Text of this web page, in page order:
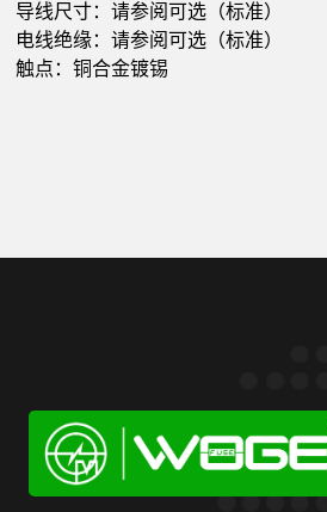
导线尺寸：请参阅可选（标准）
电线绝缘：请参阅可选（标准）
触点：铜合金镀锡